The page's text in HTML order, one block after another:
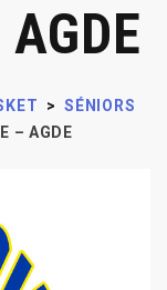
> SÉNIORS
– AGDE